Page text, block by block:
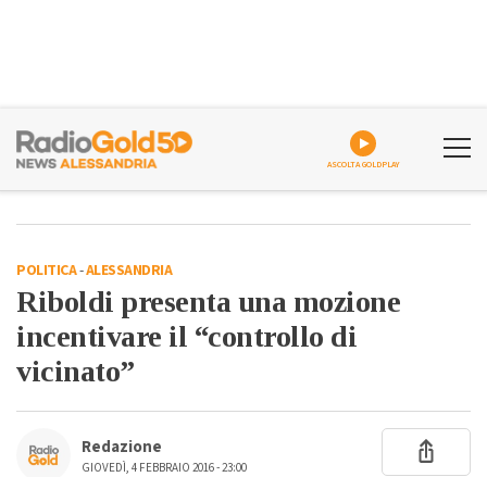
ASCOLTA GOLDPLAY
POLITICA-ALESSANDRIA
Riboldi presenta una mozione
incentivare il “controllo di
vicinato”
Redazione
GIOVEDÌ, 4 FEBBRAIO 2016 - 23:00